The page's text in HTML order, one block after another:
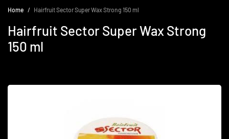
Home Hairfruit Sector Super Wax Strong 150 ml
Hairfruit Sector Super Wax Strong
150 ml